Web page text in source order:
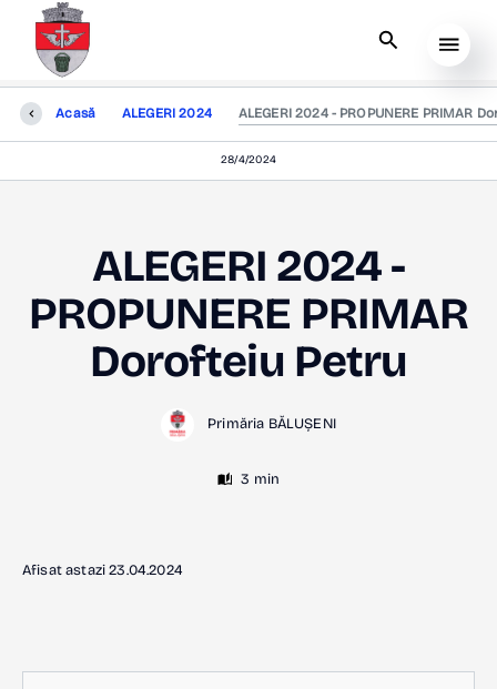
Acasă ALEGERI 2024 ALEGERI 2024 - PROPUNERE PRIMAR
28/4/2024
ALEGERI 2024 -
PROPUNERE PRIMAR
Dorofteiu Petru
Primăria BĂLUȘENI
3 min
Afisat astazi 23.04.2024